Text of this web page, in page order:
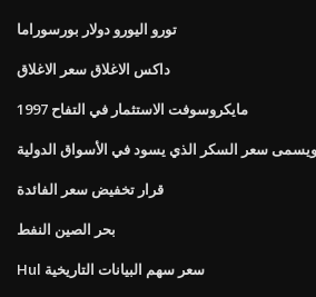
تورو اليورو دولار بورسوراما
داكس الاغلاق سعر الاغلاق
مايكروسوفت الاستثمار في التفاح 1997
قرار تخفيض سعر الفائدة
بحر الصين النفط
Hul سعر سهم البيانات التاريخية